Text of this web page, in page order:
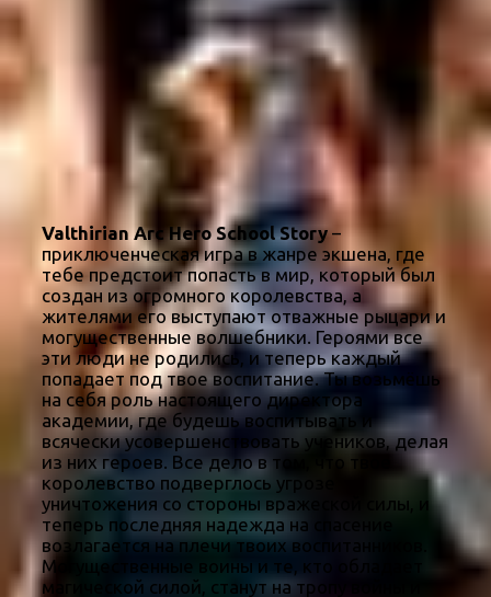
Valthirian Arc Hero School Story–
приключенческая игра в жанре экшена, где
тебе предстоит попасть в мир, который был
создан из огромного королевства, а
жителями его выступают отважные рыцари и
могущественные волшебники. Героями все
эти люди не родились, и теперь каждый
попадает под твое воспитание. Ты возьмёшь
на себя роль настоящего директора
академии, где будешь воспитывать и
всячески усовершенствовать учеников, делая
из них героев. Все дело в том, что твое
королевство подверглось угрозе
уничтожения со стороны вражеской силы, и
теперь последняя надежда на спасение
возлагается на плечи твоих воспитанников.
Могущественные воины и те, кто обладает
магической силой, станут на тропу войны и